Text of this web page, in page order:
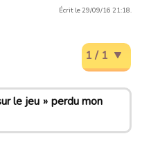
Écrit le 29/09/16 21:18.
1 / 1
le jeu
perdu mon